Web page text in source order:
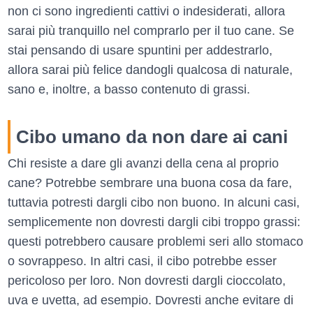
non ci sono ingredienti cattivi o indesiderati, allora
sarai più tranquillo nel comprarlo per il tuo cane. Se
stai pensando di usare spuntini per addestrarlo,
allora sarai più felice dandogli qualcosa di naturale,
sano e, inoltre, a basso contenuto di grassi.
Cibo umano da non dare ai cani
Chi resiste a dare gli avanzi della cena al proprio
cane? Potrebbe sembrare una buona cosa da fare,
tuttavia potresti dargli cibo non buono. In alcuni casi,
semplicemente non dovresti dargli cibi troppo grassi:
questi potrebbero causare problemi seri allo stomaco
o sovrappeso. In altri casi, il cibo potrebbe esser
pericoloso per loro. Non dovresti dargli cioccolato,
uva e uvetta, ad esempio. Dovresti anche evitare di